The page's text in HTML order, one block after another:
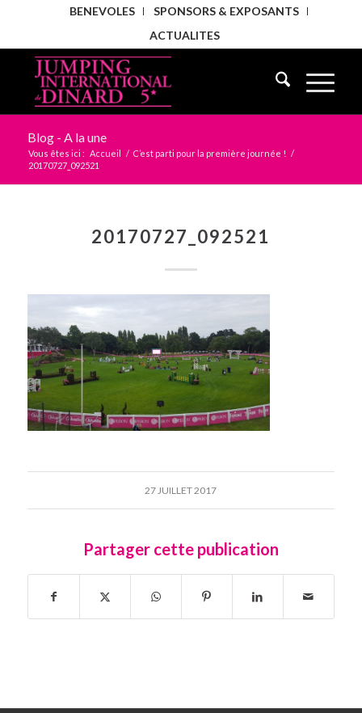
BENEVOLES
SPONSORS & EXPOSANTS
ACTUALITES
Blog - A la une
Vous êtes ici : Accueil / C’est parti pour la première journée ! /
20170727_092521
20170727_092521
27 JUILLET 2017
Partager cette publication